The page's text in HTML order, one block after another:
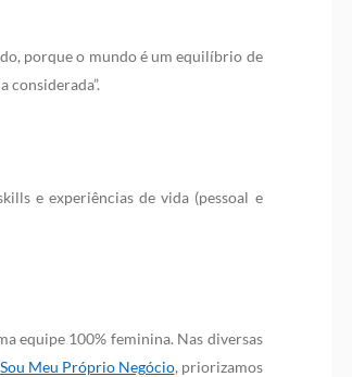
porque o mundo é um equilíbrio de
considerada”.
e experiências de vida (pessoal e
equipe 100% feminina. Nas diversas
Sou Meu Próprio Negócio, priorizamos